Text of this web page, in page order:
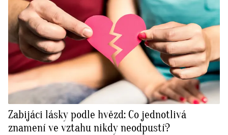
Zabijáci lásky podle hvězd: Co jednotlivá
znamení ve vztahu nikdy neodpustí?